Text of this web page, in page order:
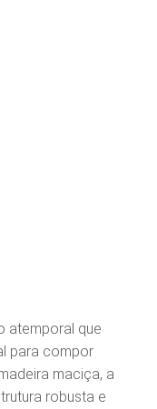
atemporal que
para compor
maciça, a
robusta e